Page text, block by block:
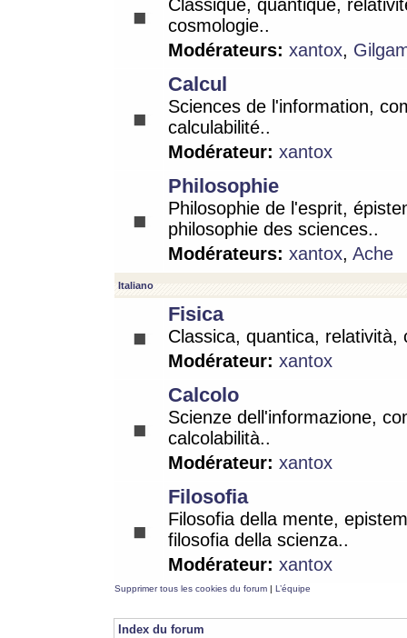
Classique, quantique,
cosmologie..
Modérateurs: xantox,
Calcul
Sciences de l'information,
calculabilité..
Modérateur: xantox
Philosophie
Philosophie de l'esprit,
philosophie des sciences..
Modérateurs: xantox, Ache
Italiano
Fisica
Classica, quantica, relatività,
Modérateur: xantox
Calcolo
Scienze dell'informazione,
calcolabilità..
Modérateur: xantox
Filosofia
Filosofia della mente,
filosofia della scienza..
Modérateur: xantox
Supprimer tous les cookies du forum | L’équipe
Index du forum